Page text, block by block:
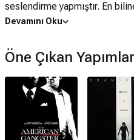
seslendirme yapmıştır. En
Kardeşler'in yönettiği 1990
Da Fino karakteri
Duarte, California'da vefat
süre Darryl Armbruster ile
Devamını Oku
Öne Çıkan Yapımlar